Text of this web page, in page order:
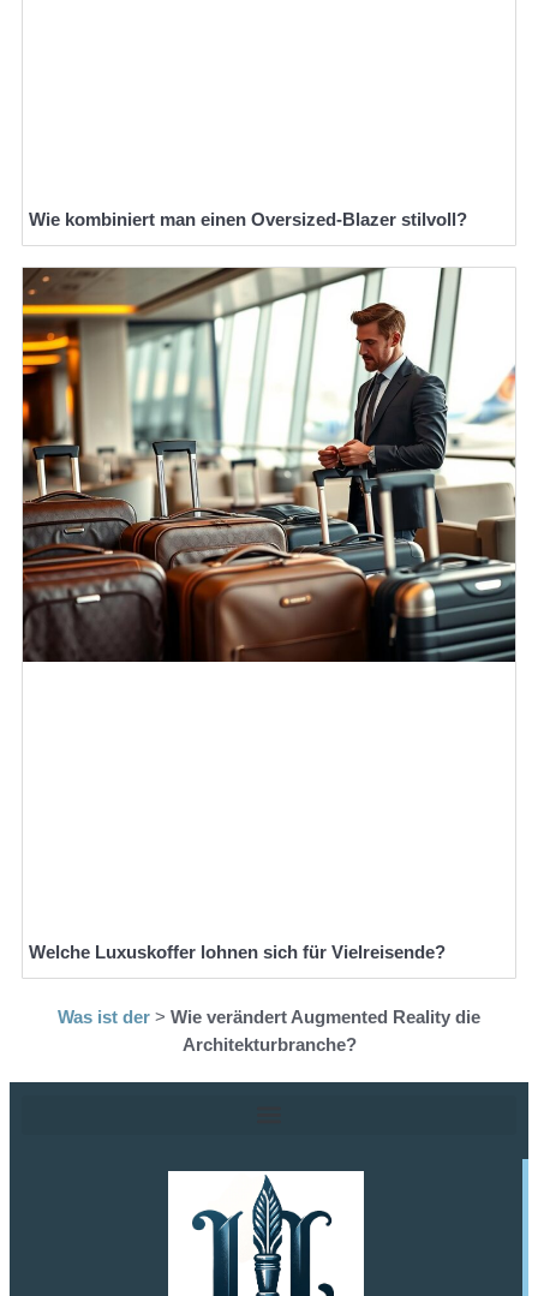
Wie kombiniert man einen Oversized-Blazer stilvoll?
Welche Luxuskoffer lohnen sich für Vielreisende?
Was ist der > Wie verändert Augmented Reality die
Architekturbranche?